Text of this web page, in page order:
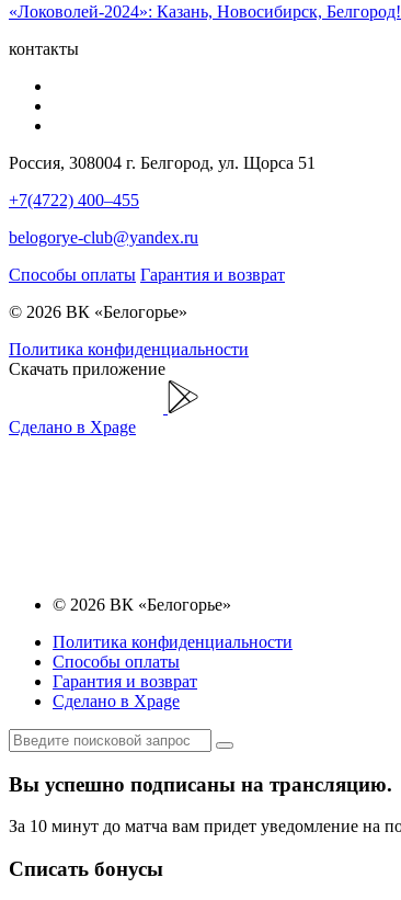
«Локоволей-2024»: Казань, Новосибирск, Белгород!
контакты
Россия, 308004 г. Белгород, ул. Щорса 51
+7(4722) 400–455
belogorye-club@yandex.ru
Способы оплаты Гарантия и возврат
© 2026 ВК «Белогорье»
Политика конфиденциальности
Скачать приложение
Сделано в Xpage
© 2026 ВК «Белогорье»
Политика конфиденциальности
Способы оплаты
Гарантия и возврат
Сделано в Xpage
Вы успешно подписаны на трансляцию.
За 10 минут до матча вам придет уведомление на
Списать бонусы